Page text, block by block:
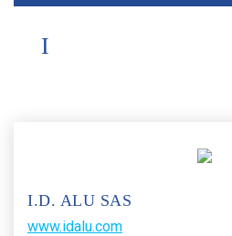
I
I.D. ALU SAS
www.idalu.com